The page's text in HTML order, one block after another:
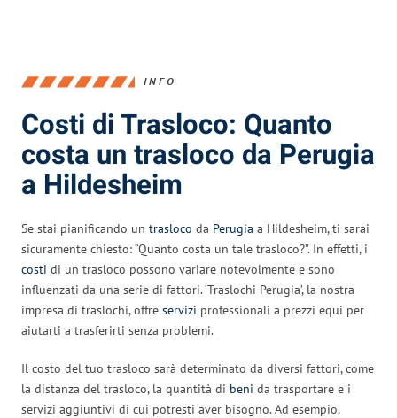
INFO
Costi di Trasloco: Quanto
costa un trasloco da Perugia
a Hildesheim
Se stai pianificando un trasloco da Perugia a Hildesheim, ti sarai
sicuramente chiesto: “Quanto costa un tale trasloco?”. In effetti, i
costi di un trasloco possono variare notevolmente e sono
influenzati da una serie di fattori. ‘Traslochi Perugia’, la nostra
impresa di traslochi, offre servizi professionali a prezzi equi per
aiutarti a trasferirti senza problemi.
Il costo del tuo trasloco sarà determinato da diversi fattori, come
la distanza del trasloco, la quantità di beni da trasportare e i
servizi aggiuntivi di cui potresti aver bisogno. Ad esempio,